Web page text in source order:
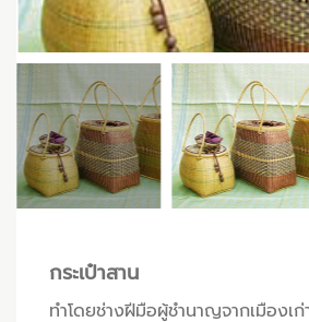
กระเป๋าสาน
ทำโดยช่างฝีมือผู้ชำนาญจากเมืองเก่